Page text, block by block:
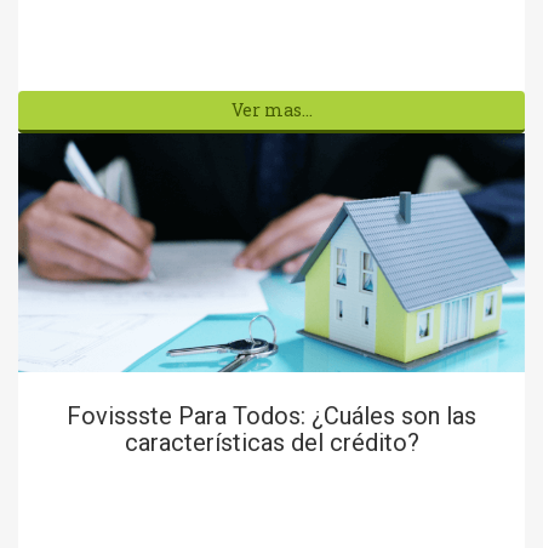
Ver mas...
Fovissste Para Todos: ¿Cuáles son las
características del crédito?